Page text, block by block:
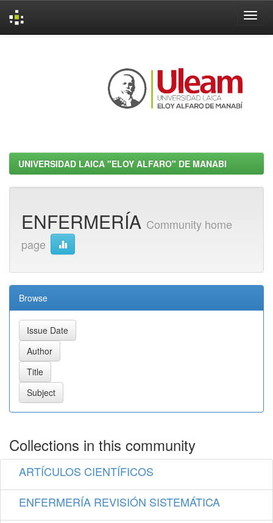
UNIVERSIDAD LAICA "ELOY ALFARO" DE MANABI
ENFERMERÍA Community home
page
Browse
Collections in this community
ARTÍCULOS CIENTÍFICOS
ENFERMERÍA REVISIÓN SISTEMÁTICA